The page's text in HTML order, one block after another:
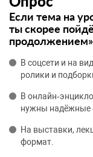
Если тема на
ты скорее
В соцсети и на
ролики и
В
нужны надёжные
На выставки,
формат.